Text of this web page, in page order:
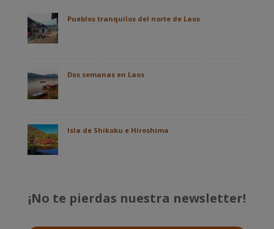
Pueblos tranquilos del norte de Laos
Dos semanas en Laos
Isla de Shikoku e Hiroshima
¡No te pierdas nuestra newsletter!